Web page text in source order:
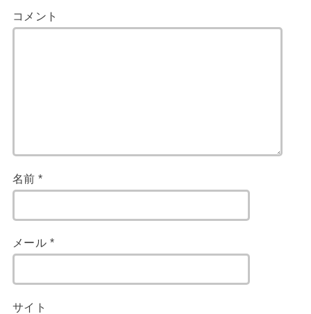
コメント
名前*
メール *
サイト